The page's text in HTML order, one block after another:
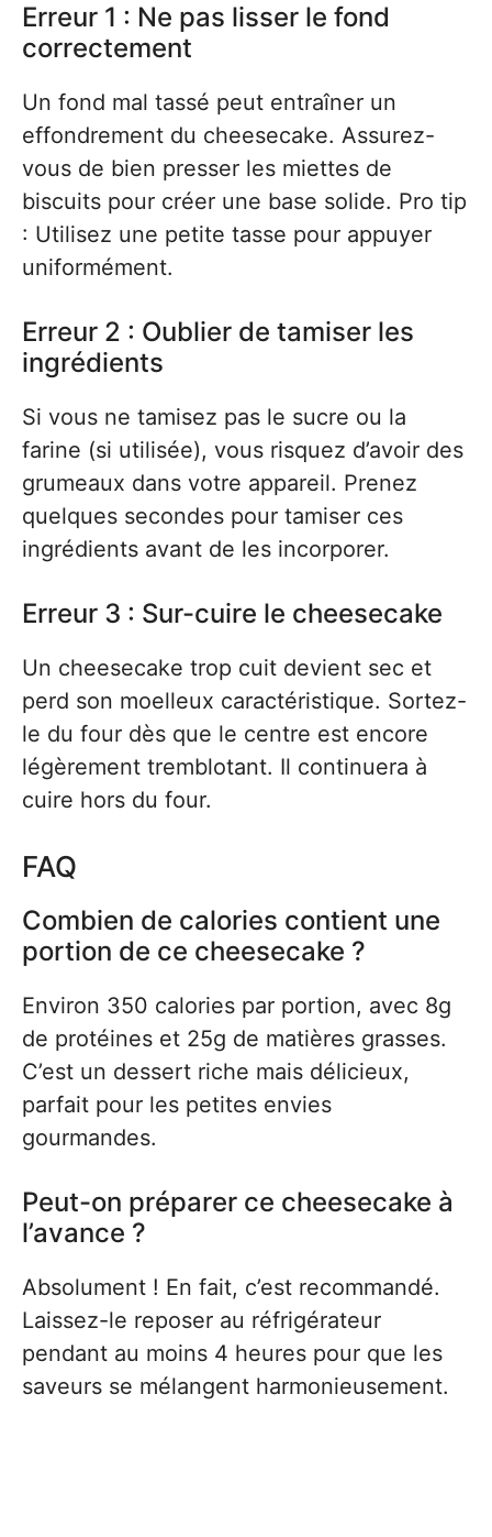
Erreur 1 : Ne pas lisser le fond
correctement
Un fond mal tassé peut entraîner un
effondrement du cheesecake. Assurez-
vous de bien presser les miettes de
biscuits pour créer une base solide. Pro tip
: Utilisez une petite tasse pour appuyer
uniformément.
Erreur 2 : Oublier de tamiser les
ingrédients
Si vous ne tamisez pas le sucre ou la
farine (si utilisée), vous risquez d’avoir des
grumeaux dans votre appareil. Prenez
quelques secondes pour tamiser ces
ingrédients avant de les incorporer.
Erreur 3 : Sur-cuire le cheesecake
Un cheesecake trop cuit devient sec et
perd son moelleux caractéristique. Sortez-
le du four dès que le centre est encore
légèrement tremblotant. Il continuera à
cuire hors du four.
FAQ
Combien de calories contient une
portion de ce cheesecake ?
Environ 350 calories par portion, avec 8g
de protéines et 25g de matières grasses.
C’est un dessert riche mais délicieux,
parfait pour les petites envies
gourmandes.
Peut-on préparer ce cheesecake à
l’avance ?
Absolument ! En fait, c’est recommandé.
Laissez-le reposer au réfrigérateur
pendant au moins 4 heures pour que les
saveurs se mélangent harmonieusement.